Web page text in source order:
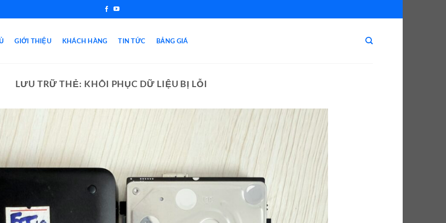
GIỚI THIỆU KHÁCH HÀNG TIN TỨC BẢNG GIÁ
LƯU TRỮ THẺ: KHÔI PHỤC DỮ LIỆU BỊ LỖI